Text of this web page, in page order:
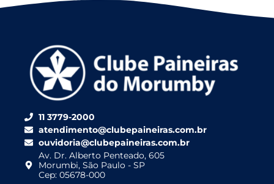
11 3779-2000
atendimento@clubepaineiras.com.br
ouvidoria@clubepaineiras.com.br
Av. Dr. Alberto Penteado, 605
Morumbi, São Paulo - SP
Cep: 05678-000